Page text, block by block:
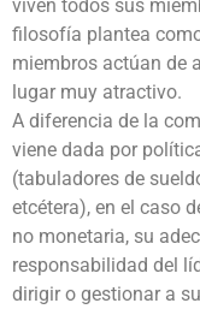
viven todos sus
filosofía plantea
miembros actúan de
lugar muy atractivo.
A diferencia de la
viene dada por
(tabuladores de
etcétera), en el caso
no monetaria, su
responsabilidad del
dirigir o gestionar a